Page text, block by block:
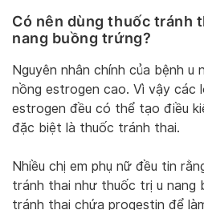
Có nên dùng thuốc tránh
nang buồng trứng?
Nguyên nhân chính của bệnh u
nồng estrogen cao. Vì vậy các
estrogen đều có thể tạo điều
đặc biệt là thuốc tránh thai.
Nhiều chị em phụ nữ đều tin
tránh thai như thuốc trị u nang
tránh thai chứa progestin để